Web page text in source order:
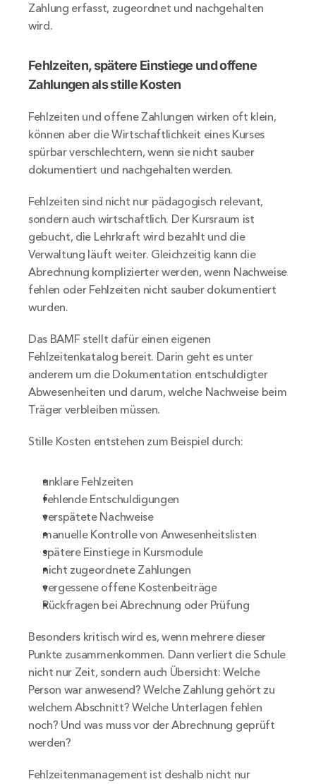
Zahlung erfasst, zugeordnet und nachgehalten
wird.
Fehlzeiten, spätere Einstiege und offene
Zahlungen als stille Kosten
Fehlzeiten und offene Zahlungen wirken oft klein,
können aber die Wirtschaftlichkeit eines Kurses
spürbar verschlechtern, wenn sie nicht sauber
dokumentiert und nachgehalten werden.
Fehlzeiten sind nicht nur pädagogisch relevant,
sondern auch wirtschaftlich. Der Kursraum ist
gebucht, die Lehrkraft wird bezahlt und die
Verwaltung läuft weiter. Gleichzeitig kann die
Abrechnung komplizierter werden, wenn Nachweise
fehlen oder Fehlzeiten nicht sauber dokumentiert
wurden.
Das BAMF stellt dafür einen eigenen
Fehlzeitenkatalog bereit. Darin geht es unter
anderem um die Dokumentation entschuldigter
Abwesenheiten und darum, welche Nachweise beim
Träger verbleiben müssen.
Stille Kosten entstehen zum Beispiel durch:
unklare Fehlzeiten
fehlende Entschuldigungen
verspätete Nachweise
manuelle Kontrolle von Anwesenheitslisten
spätere Einstiege in Kursmodule
nicht zugeordnete Zahlungen
vergessene offene Kostenbeiträge
Rückfragen bei Abrechnung oder Prüfung
Besonders kritisch wird es, wenn mehrere dieser
Punkte zusammenkommen. Dann verliert die Schule
nicht nur Zeit, sondern auch Übersicht: Welche
Person war anwesend? Welche Zahlung gehört zu
welchem Abschnitt? Welche Unterlagen fehlen
noch? Und was muss vor der Abrechnung geprüft
werden?
Fehlzeitenmanagement ist deshalb nicht nur